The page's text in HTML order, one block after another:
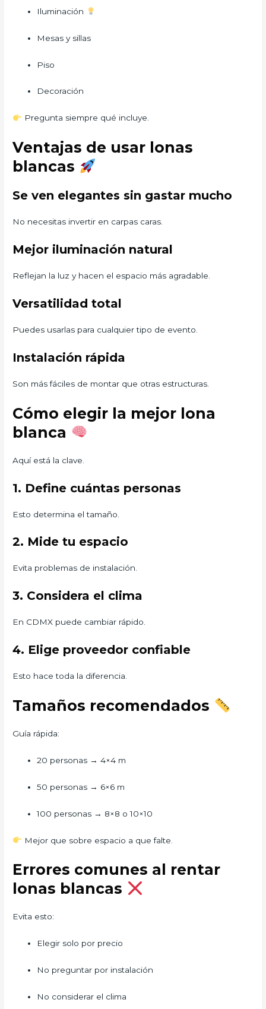
Iluminación
Mesas y sillas
Piso
Decoración
Pregunta siempre qué incluye.
Ventajas de usar lonas
blancas
Se ven elegantes sin gastar mucho
No necesitas invertir en carpas caras.
Mejor iluminación natural
Reflejan la luz y hacen el espacio más agradable.
Versatilidad total
Puedes usarlas para cualquier tipo de evento.
Instalación rápida
Son más fáciles de montar que otras estructuras.
Cómo elegir la mejor lona
blanca
Aquí está la clave.
1. Define cuántas personas
Esto determina el tamaño.
2. Mide tu espacio
Evita problemas de instalación.
3. Considera el clima
En CDMX puede cambiar rápido.
4. Elige proveedor confiable
Esto hace toda la diferencia.
Tamaños recomendados
Guía rápida:
20 personas → 4×4 m
50 personas → 6×6 m
100 personas → 8×8 o 10×10
Mejor que sobre espacio a que falte.
Errores comunes al rentar
lonas blancas
Evita esto:
Elegir solo por precio
No preguntar por instalación
No considerar el clima